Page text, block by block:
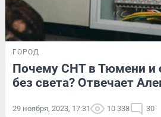
ГОРОД
Почему СНТ в Тюмени и
без света? Отвечает
29 ноября, 2023, 17:31 10 338 30